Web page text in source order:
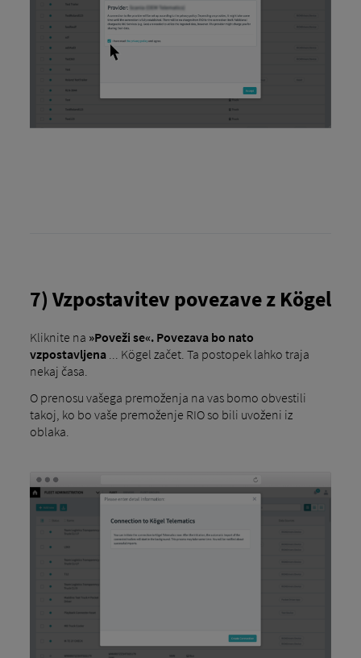
7) Vzpostavitev povezave z Kögel
Kliknite na »Poveži se«. Povezava bo nato
vzpostavljena... Kögel začet. Ta postopek lahko traja
nekaj časa.
O prenosu vašega premoženja na vas bomo obvestili
takoj, ko bo vaše premoženje RIO so bili uvoženi iz
oblaka.